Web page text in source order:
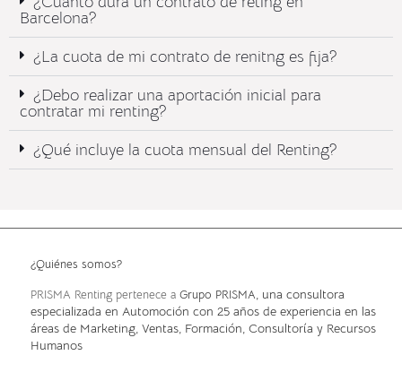
Barcelona?
¿La cuota de mi contrato de renitng es fija?
¿Debo realizar una aportación inicial para
contratar mi renting?
¿Qué incluye la cuota mensual del Renting?​
¿Quiénes somos?
PRISMA Renting pertenece a Grupo PRISMA, una consultora
especializada en Automoción con 25 años de experiencia en las
áreas de Marketing, Ventas, Formación, Consultoría y Recursos
Humanos